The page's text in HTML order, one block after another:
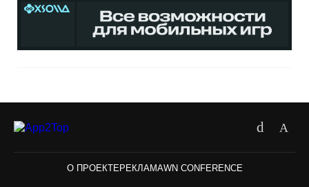
О ПРОЕКТЕРЕКЛАМАWN CONFERENCE